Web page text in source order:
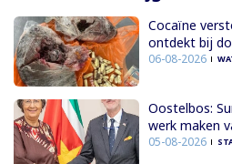
Cocaïne
ontdekt bij
06-08-2026
Oostelbos:
werk maken
05-08-2026